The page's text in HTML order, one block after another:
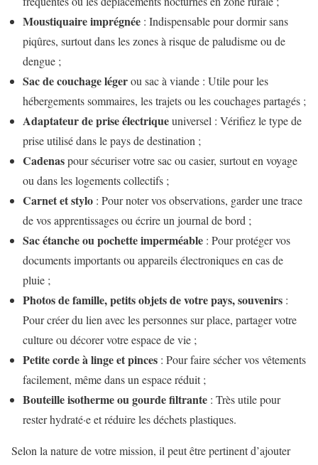
Moustiquaire imprégnée : Indispensable pour dormir sans
piqûres, surtout dans les zones à risque de paludisme ou de
dengue ;
Sac de couchage légerou sac à viande : Utile pour les
hébergements sommaires, les trajets ou les couchages partagés ;
Adaptateur de prise électriqueuniversel : Vérifiez le type de
prise utilisé dans le pays de destination ;
Cadenaspour sécuriser votre sac ou casier, surtout en voyage
ou dans les logements collectifs ;
Carnet et stylo : Pour noter vos observations, garder une trace
de vos apprentissages ou écrire un journal de bord ;
Sac étanche ou pochette imperméable : Pour protéger vos
documents importants ou appareils électroniques en cas de
pluie ;
Photos de famille, petits objets de votre pays, souvenirs :
Pour créer du lien avec les personnes sur place, partager votre
culture ou décorer votre espace de vie ;
Petite corde à linge et pinces : Pour faire sécher vos vêtements
facilement, même dans un espace réduit ;
Bouteille isotherme ou gourde filtrante : Très utile pour
rester hydraté·e et réduire les déchets plastiques.
Selon la nature de votre mission, il peut être pertinent d’ajouter